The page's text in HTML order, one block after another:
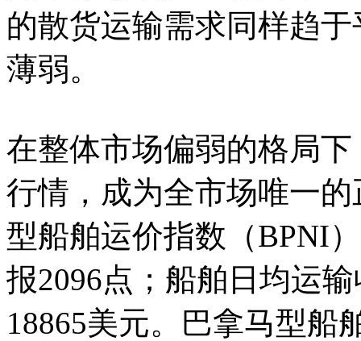
的散货运输需求同样趋
薄弱。
在整体市场偏弱的格局
行情，成为全市场唯一
型船舶运价指数（BPNI
报2096点；船舶日均运
18865美元。巴拿马型船